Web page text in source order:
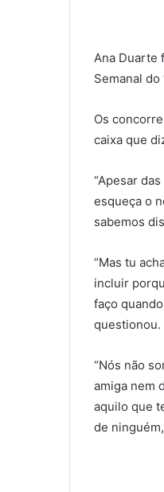
Ana Duarte
Semanal do
Os
caixa que
“Apesar
esqueça o
sabemos
“Mas tu
incluir
faço
questionou.
“Nós não
amiga nem
aquilo que
de